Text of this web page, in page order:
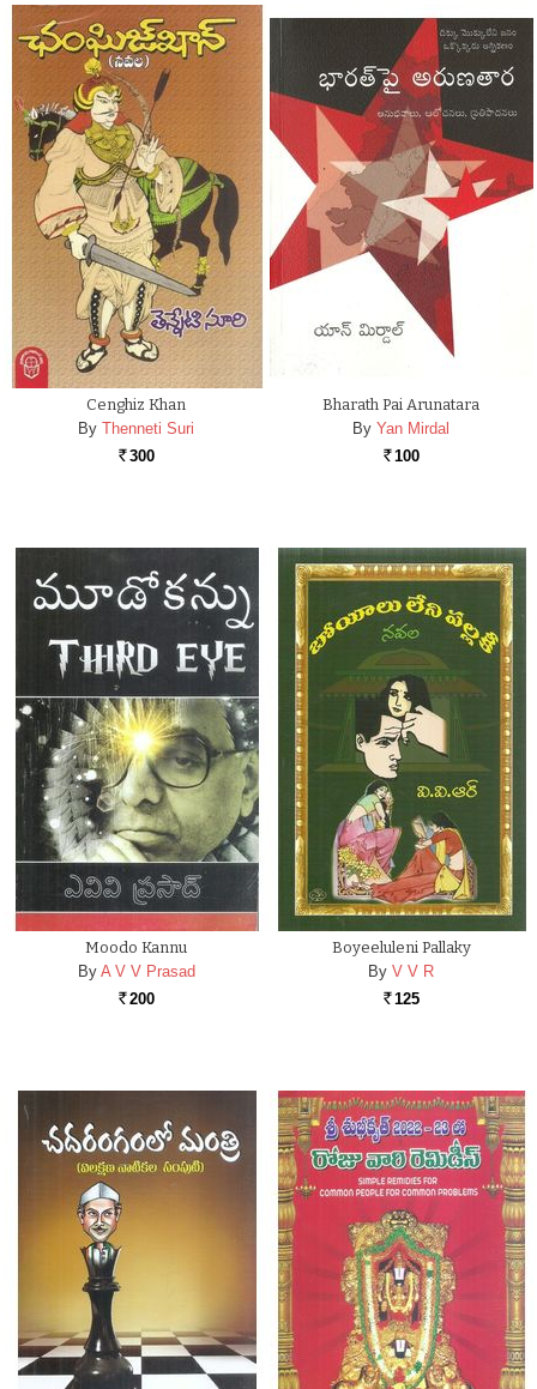
Cenghiz Khan
By Thenneti Suri
Rs. 300
Bharath Pai Arunatara
By Yan Mirdal
Rs. 100
Moodo Kannu
By A V V Prasad
Rs. 200
Boyeeluleni Pallaky
By V V R
Rs. 125